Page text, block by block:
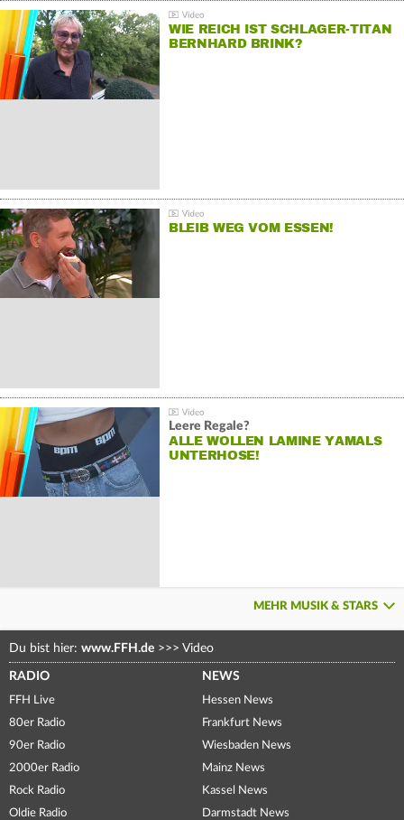
WIE REICH IST SCHLAGER-TITAN
BERNHARD BRINK?
BLEIB WEG VOM ESSEN!
Leere Regale?
ALLE WOLLEN LAMINE YAMALS
UNTERHOSE!
MEHR MUSIK & STARS
Du bist hier: www.FFH.de >>> Video
RADIO
FFH Live
80er Radio
90er Radio
2000er Radio
Rock Radio
Oldie Radio
NEWS
Hessen News
Frankfurt News
Wiesbaden News
Mainz News
Kassel News
Darmstadt News